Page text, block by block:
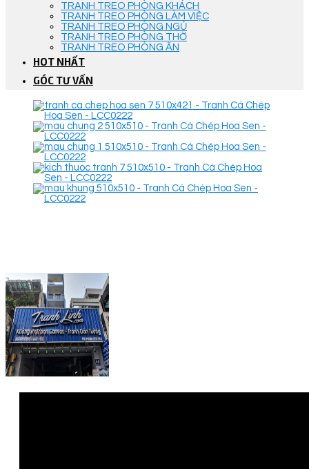
TRANH TREO PHÒNG KHÁCH
TRANH TREO PHÒNG LÀM VIỆC
TRANH TREO PHÒNG NGỦ
TRANH TREO PHÒNG THỜ
TRANH TREO PHÒNG ĂN
HOT NHẤT
GÓC TƯ VẤN